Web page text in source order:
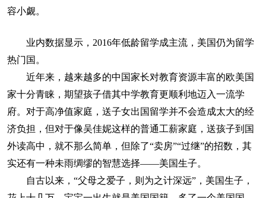
容小觑。
业内数据显示，2016年低龄留学成主流，美国仍为留学
热门国。
近年来，越来越多的中国家长对教育资源丰富的欧美国
家十分青睐，期望孩子借其中学教育更顺利地迈入一流学
府。对于高净值家庭，送子女出国留学并不会造成太大的经
济负担，但对于像吴佳妮这样的普通工薪家庭，送孩子到国
外读高中，就不那么简单，但除了“卖房”“过继”的招数，其
实还有一种未雨绸缪的智慧选择——美国生子。
自古以来，“父母之爱子，则为之计深远”，美国生子，